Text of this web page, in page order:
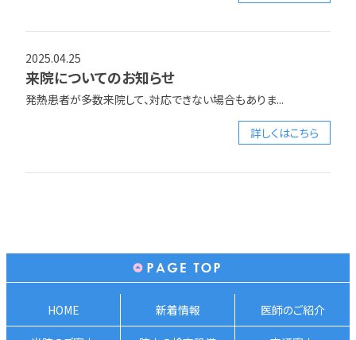
2025.04.25
来院についてのお知らせ
発熱患者が多数来院して、対応できない場合もありま...
詳しくはこちら
HOME 新着情報 医師のご紹介